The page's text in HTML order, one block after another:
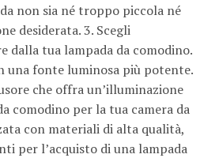
non sia né troppo piccola né
desiderata. 3. Scegli
dalla tua lampada da comodino.
una fonte luminosa più potente.
che offra un’illuminazione
comodino per la tua camera da
con materiali di alta qualità,
per l’acquisto di una lampada